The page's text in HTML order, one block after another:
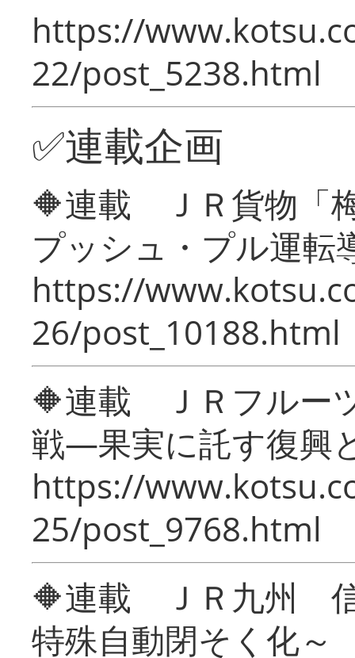
https://
22/post_5238.html
✅連載企画
🔶連載 ＪＲ貨物「
プッシュ・プル運転
https://
26/post_10188.html
🔶連載 ＪＲフルー
戦―果実に託す復興
https://
25/post_9768.html
🔶連載 ＪＲ九州 信
特殊自動閉そく化～